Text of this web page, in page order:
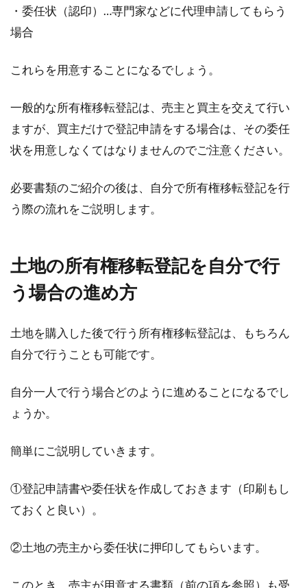
・委任状（認印）…専門家などに代理申請してもらう
場合
これらを用意することになるでしょう。
一般的な所有権移転登記は、売主と買主を交えて行い
ますが、買主だけで登記申請をする場合は、その委任
状を用意しなくてはなりませんのでご注意ください。
必要書類のご紹介の後は、自分で所有権移転登記を行
う際の流れをご説明します。
土地の所有権移転登記を自分で行
う場合の進め方
土地を購入した後で行う所有権移転登記は、もちろん
自分で行うことも可能です。
自分一人で行う場合どのように進めることになるでし
ょうか。
簡単にご説明していきます。
①登記申請書や委任状を作成しておきます（印刷もし
ておくと良い）。
②土地の売主から委任状に押印してもらいます。
このとき、売主が用意する書類（前の項を参照）も受